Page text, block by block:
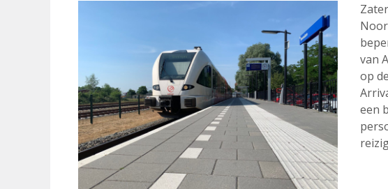
van
op
een